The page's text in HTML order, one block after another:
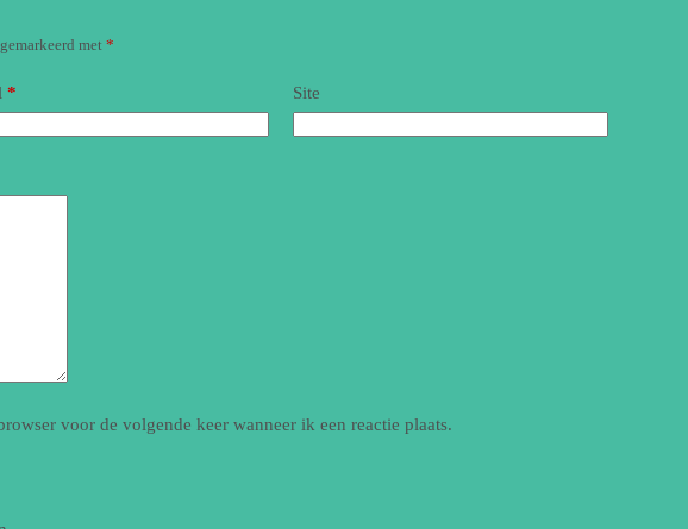
met *
* Site
voor de volgende keer wanneer ik een reactie plaats.